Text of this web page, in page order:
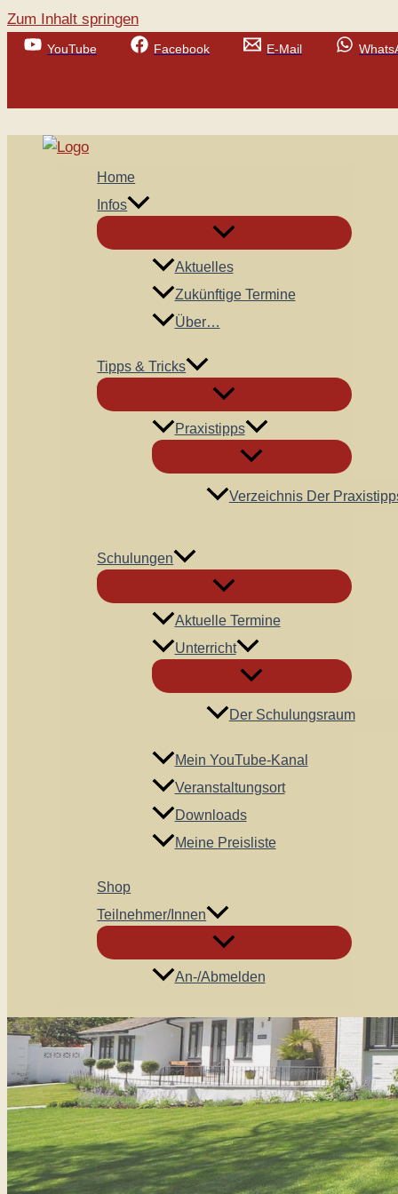
Zum Inhalt springen
YouTube Facebook E-Mail
Home
Infos
Aktuelles
Zukünftige Termine
Über…
Tipps & Tricks
Praxistipps
Verzeichnis Der
Schulungen
Aktuelle Termine
Unterricht
Der Schulungsraum
Mein YouTube-Kanal
Veranstaltungsort
Downloads
Meine Preisliste
Shop
Teilnehmer/innen
An-/Abmelden